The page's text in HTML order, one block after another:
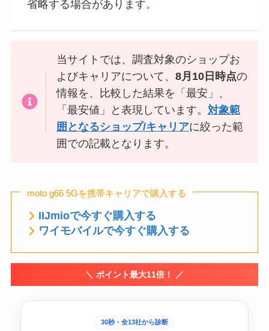
省略する場合があります。
当サイトでは、調査対象のショップお
よびキャリアについて、8月10日時点の
情報を、比較した結果を「最安」、
「最安値」と表現しています。対象範
囲となるショップ/キャリアに絞った範
囲での記載となります。
moto g66 5Gを携帯キャリアで購入する
IIJmioで今すぐ購入する
ワイモバイルで今すぐ購入する